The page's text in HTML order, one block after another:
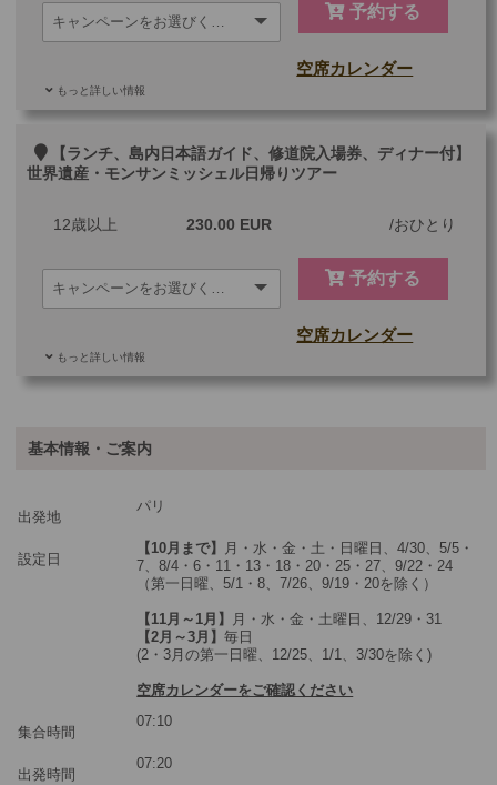
予約する
もっと詳しい情報
空席カレンダー
その他【ランチ、島内日本語ガイド、修道院入場券、ディナー付】
世界遺産・モンサンミッシェル日帰りツアー
12歳以上 230.00 EUR おひとり
予約する
もっと詳しい情報
空席カレンダー
ツアーコード
基本情報・ご案内
出発地
パリ
設定日
【10月まで】
月・水・金・土・日曜日、4/30、5/5・
7、8/4・6・11・13・18・20・25・27、9/22・24
（第一日曜、5/1・8、7/26、9/19・20を除く）
【11月～1月】
月・水・金・土曜日、12/29・31
【2月～3月】毎日
(2・3月の第一日曜、12/25、1/1、3/30を除く)
空席カレンダーをご確認ください
集合時間
07:10
出発時間
07:20